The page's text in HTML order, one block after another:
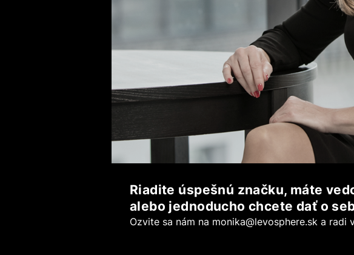
Riadite úspešnú značku, máte
alebo jednoducho chcete dať o
Ozvite sa nám na monika@levosphere.sk a radi